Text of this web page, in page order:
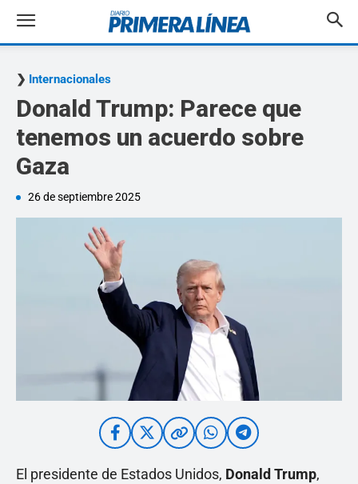
Internacionales
Donald Trump: Parece que
tenemos un acuerdo sobre
Gaza
26 de septiembre 2025
El presidente de Estados Unidos, Donald Trump,